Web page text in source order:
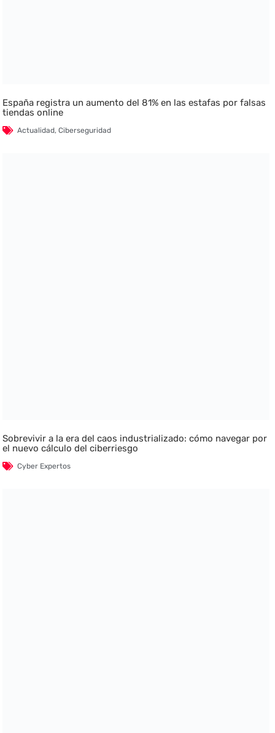
España registra un aumento del 81% en las estafas por falsas
tiendas online
Actualidad,Ciberseguridad
Sobrevivir a la era del caos industrializado: cómo navegar por
el nuevo cálculo del ciberriesgo
Cyber Expertos